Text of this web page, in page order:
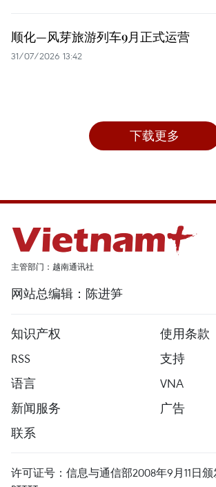
顺化—风芽旅游列车9月正式运营
31/07/2026 13:42
下载更多
主管部门：越南通讯社
网站总编辑：陈进笋
知识产权
使用条款
RSS
支持
语言
VNA
新闻服务
广告
联系
许可证号：信息与通信部2008年9月11日颁